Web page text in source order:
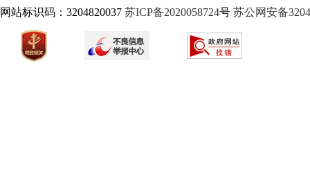
网站标识码：3204820037 苏ICP备2020058724号 苏公网安备